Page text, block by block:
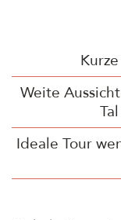
Weite
Ideale Tour